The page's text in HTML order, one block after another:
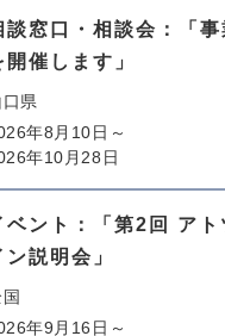
談窓口・相談会：「
催します」
口県
年8月10日～
年10月28日
ベント：「第2回 アト
説明会」
年9月16日～